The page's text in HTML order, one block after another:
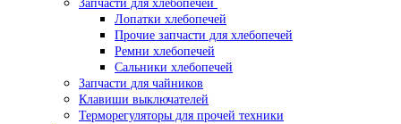
Запчасти для хлебопечей
Лопатки хлебопечей
Прочие запчасти для хлебопечей
Ремни хлебопечей
Сальники хлебопечей
Запчасти для чайников
Клавиши выключателей
Терморегуляторы для прочей техники